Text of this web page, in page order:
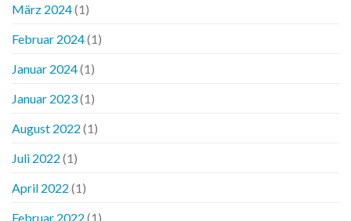
März 2024(1)
Februar 2024(1)
Januar 2024(1)
Januar 2023(1)
August 2022 (1)
Juli 2022 (1)
April 2022 (1)
Februar 2022 (1)